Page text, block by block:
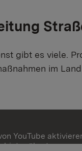
gibt es viele.
im
YouTube
übertragen.